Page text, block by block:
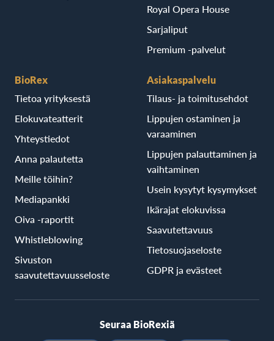
Royal Opera House
Sarjaliput
Premium -palvelut
BioRex
Tietoa yrityksestä
Elokuvateatterit
Yhteystiedot
Anna palautetta
Meille töihin?
Mediapankki
Oiva -raportit
Whistleblowing
Sivuston
saavutettavuusseloste
Asiakaspalvelu
Tilaus- ja toimitusehdot
Lippujen ostaminen ja
varaaminen
Lippujen palauttaminen ja
vaihtaminen
Usein kysytyt kysymykset
Ikärajat elokuvissa
Saavutettavuus
Tietosuojaseloste
GDPR ja evästeet
Seuraa BioRexiä